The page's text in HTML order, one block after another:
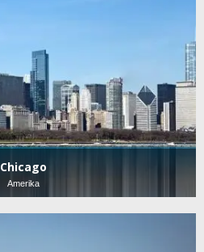
Chicago
Amerika